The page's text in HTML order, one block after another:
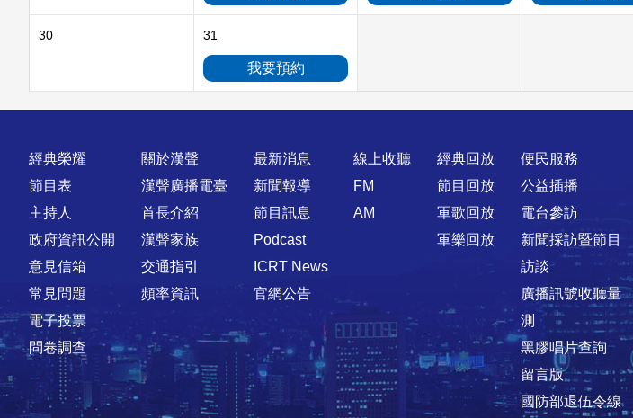
30 31
我要預約
快速連結
經典榮耀
節目表
主持人
政府資訊公開
意見信箱
常見問題
電子投票
問卷調查
關於漢聲
漢聲廣播電臺
首長介紹
漢聲家族
交通指引
頻率資訊
最新消息
新聞報導
節目訊息
Podcast
ICRT News
官網公告
線上收聽
FM
AM
經典回放
節目回放
軍歌回放
軍樂回放
便民服務
公益插播
電台參訪
新聞採訪暨節目
訪談
廣播訊號收聽量
測
黑膠唱片查詢
留言版
國防部退伍令線